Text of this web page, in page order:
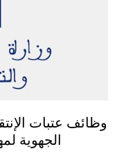
وظائف عتبات
الجهوية